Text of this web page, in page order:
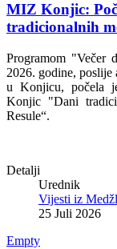
MIZ Konjic:
tradicionalnih
Programom "Večer
2026. godine, poslije
u Konjicu, počela
Konjic "Dani
Resule“.
Detalji
Urednik
Vijesti iz
25 Juli 2026
Empty